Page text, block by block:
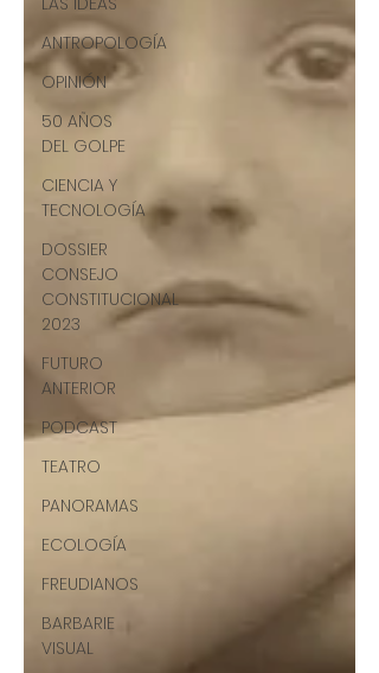
ANTROPOLOGÍA
OPINIÓN
50 AÑOS
DEL GOLPE
CIENCIA Y
TECNOLOGÍA
DOSSIER
CONSEJO
CONSTITUCIONAL
2023
FUTURO
ANTERIOR
PODCAST
TEATRO
PANORAMAS
ECOLOGÍA
FREUDIANOS
BARBARIE
VISUAL